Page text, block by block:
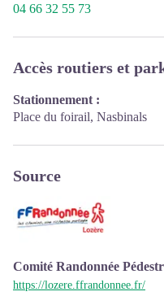
04 66 32 55 73
Accès routiers et
Stationnement :
Place du foirail, Nasbinals
Source
Comité Randonnée
https://lozere.ffrandonnee.fr/